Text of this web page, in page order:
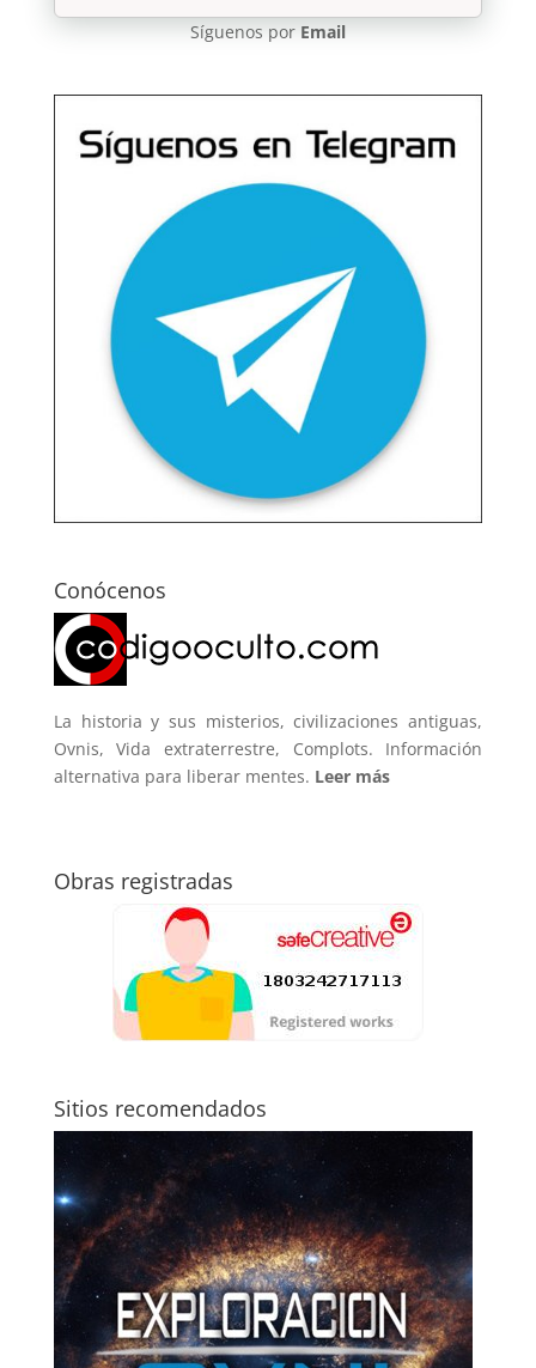
Síguenos por Email
Conócenos
La historia y sus misterios, civilizaciones antiguas,
Ovnis, Vida extraterrestre, Complots. Información
alternativa para liberar mentes. Leer más
Obras registradas
Sitios recomendados